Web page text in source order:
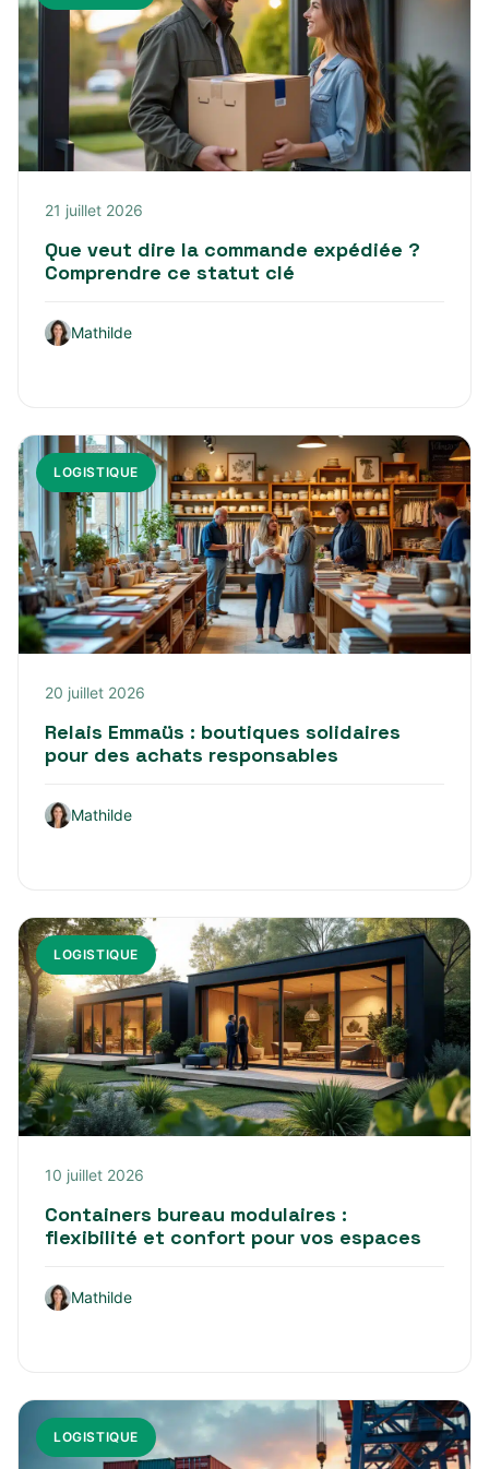
21 juillet 2026
Que veut dire la commande expédiée ?
Comprendre ce statut clé
Mathilde
LOGISTIQUE
20 juillet 2026
Relais Emmaüs : boutiques solidaires
pour des achats responsables
Mathilde
LOGISTIQUE
10 juillet 2026
Containers bureau modulaires :
flexibilité et confort pour vos espaces
Mathilde
LOGISTIQUE